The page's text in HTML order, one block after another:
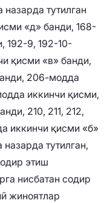
тутилган
«д» банди, 168-
192-9, 192-10-
қисми «в» банди,
206-модда
иккинчи қисми,
210, 211, 212,
иккинчи қисми «б»
тутилган,
этиш
нисбатан содир
жиноятлар